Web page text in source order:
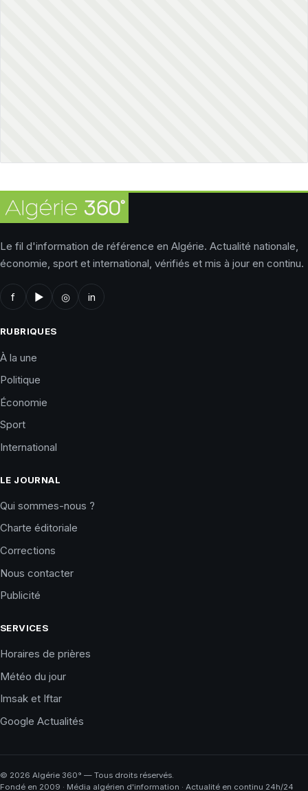
Le fil d'information de référence en Algérie. Actualité nationale,
économie, sport et international, vérifiés et mis à jour en continu.
f ▶ ◎ in
RUBRIQUES
À la une
Politique
Économie
Sport
International
LE JOURNAL
Qui sommes-nous ?
Charte éditoriale
Corrections
Nous contacter
Publicité
SERVICES
Horaires de prières
Météo du jour
Imsak et Iftar
Google Actualités
© 2026 Algérie 360° — Tous droits réservés.
Fondé en 2009 · Média algérien d'information · Actualité en continu 24h/24